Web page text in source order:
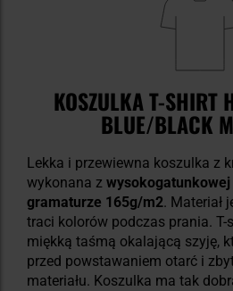
KOSZULKA T-SHIRT
BLUE/BLACK
Lekka i przewiewna koszulka z
wykonana z wysokogatunkowej
gramaturze 165g/m2. Materiał
traci kolorów podczas prania.
miękką taśmą okalającą szyję,
przed powstawaniem otarć i
materiału. Koszulka ma tak